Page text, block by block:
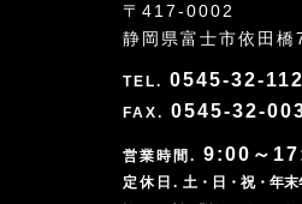
〒417-0002
静岡県富士市依田
0545-32-
0545-32-
9:00～
土・日・祝・年